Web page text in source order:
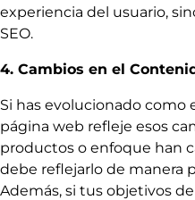
experiencia del usuario,
SEO.
4. Cambios en el
Si has evolucionado como
página web refleje esos
productos o enfoque han
debe reflejarlo de manera
Además, si tus objetivos